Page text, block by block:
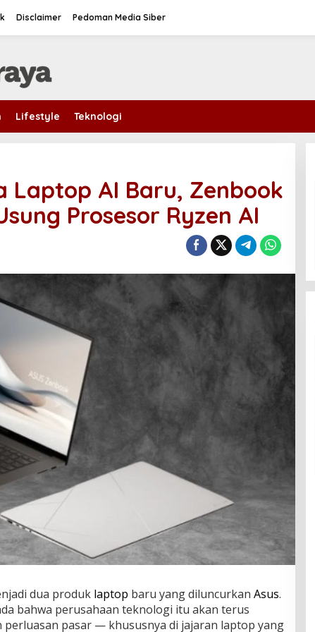
Disclaimer Pedoman Media Siber
Lifestyle Teknologi
Laptop AI Baru, Zenbook
Prosesor Ryzen AI
dua produk laptop baru yang diluncurkan Asus.
bahwa perusahaan teknologi itu akan terus
perluasan pasar — khususnya di jajaran laptop yang